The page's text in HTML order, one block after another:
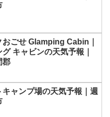
おごせ Glamping Cabin｜
キャビンの天気予報｜
郡
ャンプ場の天気予報｜週